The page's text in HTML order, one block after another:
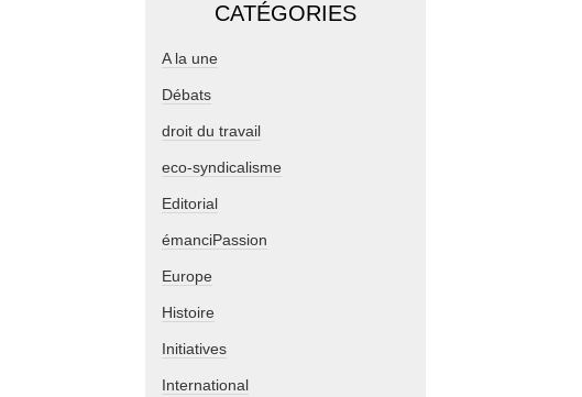
CATÉGORIES
A la une
Débats
droit du travail
eco-syndicalisme
Editorial
émanciPassion
Europe
Histoire
Initiatives
International